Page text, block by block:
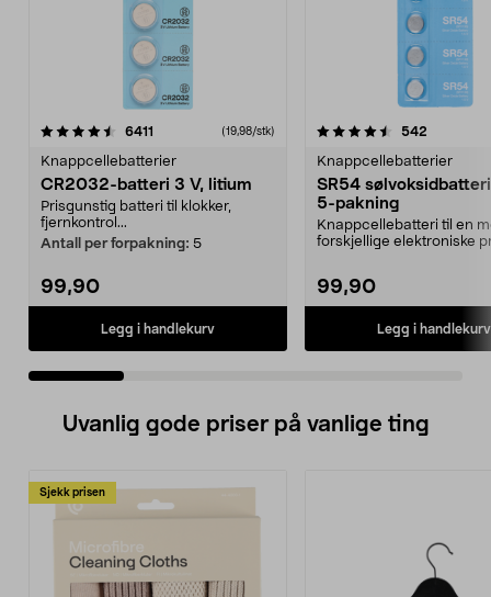
6411 anmeldelser(19,98/stk)
Knappcellebatterier
CR2032-batteri 3 V, litium
Prisgunstig batteri til klokker,
fjernkontrol...
Antall per forpakning: 5
99,90
Legg i handlekurv
4.5 av 5 stjerner 542
Knappcellebatterier
SR54 sølvoksidbatteri
5-pakning
Knappcellebatteri til en
forskjellige elektroniske
99,90
Legg i handlekurv
4.5 av 5 stjerner
Uvanlig gode priser på vanlige ting
Sjekk prisen